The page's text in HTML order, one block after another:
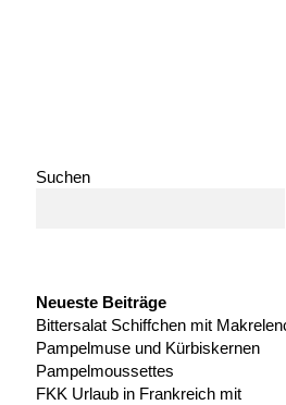
Suchen
Neueste Beiträge
Bittersalat Schiffchen mit
Pampelmuse und Kürbiskernen
Pampelmoussettes
FKK Urlaub in Frankreich mit